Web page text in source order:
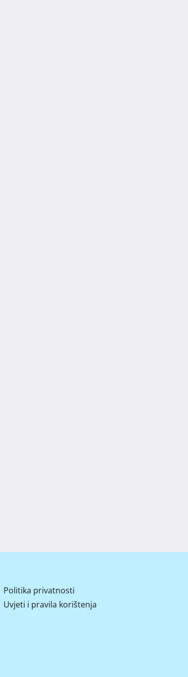
Politika privatnosti
Uvjeti i pravila korištenja